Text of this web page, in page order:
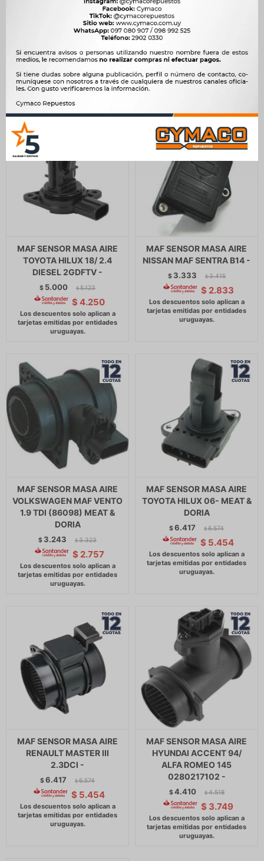
10.246
8.500
SPORTERO 05/ LANCER
OUTLANDER GRANDIS ASX
$3.466
MAF SENSOR MASA AIRE
TOYOTA HILUX 18/ 2.4
DIESEL 2GDFTV -
$ 5.000 $ 5.123
$ 4.250
MAF SENSOR MASA AIRE
NISSAN MAF SENTRA B14 -
$ 3.333 $ 3.415
$ 2.833
MAF SENSOR MASA AIRE
VOLKSWAGEN MAF VENTO
1.9 TDI (86098) MEAT &
DORIA
$ 3.243 $ 3.323
$ 2.757
MAF SENSOR MASA AIRE
TOYOTA HILUX 06- MEAT &
DORIA
$6.417 $ 6.574
$ 5.454
MAF SENSOR MASA AIRE
RENAULT MASTER III
2.3DCI -
$6.417 $ 6.574
$ 5.454
MAF SENSOR MASA AIRE
HYUNDAI ACCENT 94/
ALFA ROMEO 145
0280217102 -
$4.410 $ 4.518
$ 3.749